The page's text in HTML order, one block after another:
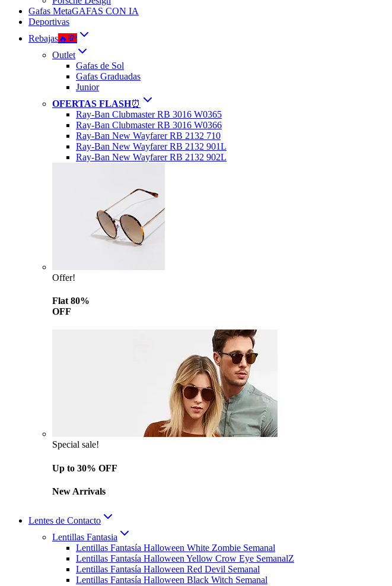
Gafas MetaGAFAS CON IA
Deportivas
Rebajas🔥💸
Outlet
Gafas de Sol
Gafas Graduadas
Junior
OFERTAS FLASH⏰
Ray-Ban Clubmaster RB 3016 W0365
Ray-Ban Clubmaster RB 3016 W0366
Ray-Ban New Wayfarer RB 2132 710
Ray-Ban New Wayfarer RB 2132 901L
Ray-Ban New Wayfarer RB 2132 902L
Offer!
Flat 80%
OFF
Special sale!
Up to 30% OFF
New Arrivals
Lentes de Contacto
Lentillas Fantasia
Lentillas Fantasía Halloween White Zombie Semanal
Lentillas Fantasía Halloween Yellow Crow Eye SemanalZ
Lentillas Fantasía Halloween Red Devil Semanal
Lentillas Fantasía Halloween Black Witch Semanal